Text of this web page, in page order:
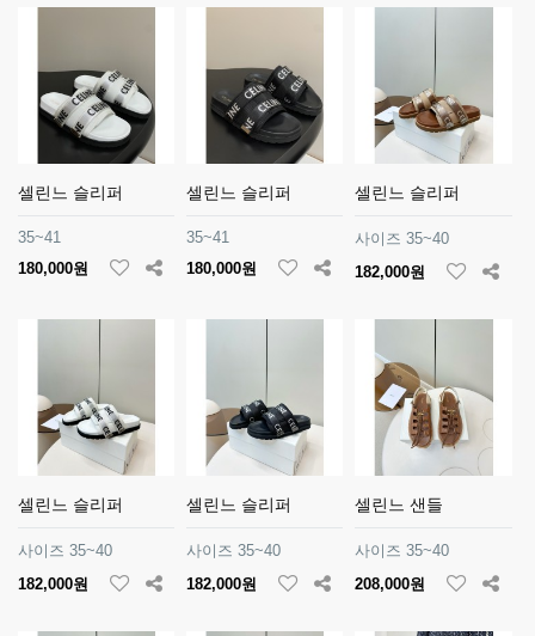
셀린느 슬리퍼
35~41
180,000원
셀린느 슬리퍼
35~41
180,000원
셀린느 슬리퍼
사이즈 35~40
182,000원
셀린느 슬리퍼
사이즈 35~40
182,000원
셀린느 슬리퍼
사이즈 35~40
182,000원
셀린느 샌들
사이즈 35~40
208,000원